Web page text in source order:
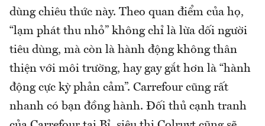
dùng chiêu thức này. Theo quan điểm của họ,
“lạm phát thu nhỏ” không chỉ là lừa dối người
tiêu dùng, mà còn là hành động không thân
thiện với môi trường, hay gay gắt hơn là “hành
động cực kỳ phản cảm”. Carrefour cũng rất
nhanh có bạn đồng hành. Đối thủ cạnh tranh